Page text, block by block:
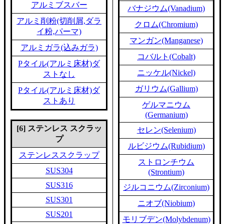
アルミブスバー
アルミ削粉(切削屑,ダラ
イ粉,パーマ)
アルミガラ(込みガラ)
Pタイル(アルミ床材)ダ
ストなし
Pタイル(アルミ床材)ダ
ストあり
[6] ステンレス スクラッ
プ
ステンレススクラップ
SUS304
SUS316
SUS301
SUS201
バナジウム(Vanadium)
クロム(Chromium)
マンガン(Manganese)
コバルト(Cobalt)
ニッケル(Nickel)
ガリウム(Gallium)
ゲルマニウム
(Germanium)
セレン(Selenium)
ルビジウム(Rubidium)
ストロンチウム
(Strontium)
ジルコニウム(Zirconium)
ニオブ(Niobium)
モリブデン(Molybdenum)